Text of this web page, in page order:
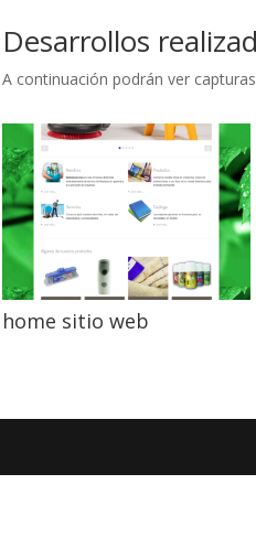
Desarrollos
A continuación podrán ver
home sitio web